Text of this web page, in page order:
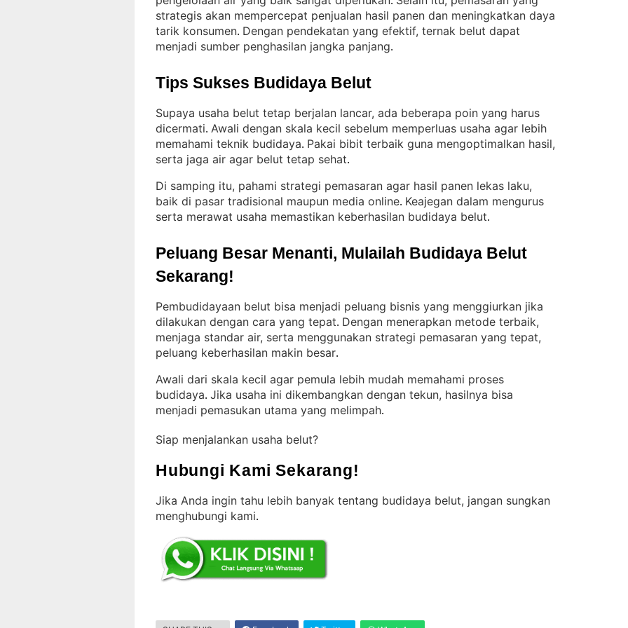
strategis akan mempercepat penjualan hasil panen dan meningkatkan daya
tarik konsumen. Dengan pendekatan yang efektif, ternak belut dapat
menjadi sumber penghasilan jangka panjang.
Tips Sukses Budidaya Belut
Supaya usaha belut tetap berjalan lancar, ada beberapa poin yang harus
dicermati. Awali dengan skala kecil sebelum memperluas usaha agar lebih
memahami teknik budidaya. Pakai bibit terbaik guna mengoptimalkan hasil,
serta jaga air agar belut tetap sehat.
Di samping itu, pahami strategi pemasaran agar hasil panen lekas laku,
baik di pasar tradisional maupun media online. Keajegan dalam mengurus
serta merawat usaha memastikan keberhasilan budidaya belut.
Peluang Besar Menanti, Mulailah Budidaya Belut
Sekarang!
Pembudidayaan belut bisa menjadi peluang bisnis yang menggiurkan jika
dilakukan dengan cara yang tepat. Dengan menerapkan metode terbaik,
menjaga standar air, serta menggunakan strategi pemasaran yang tepat,
peluang keberhasilan makin besar.
Awali dari skala kecil agar pemula lebih mudah memahami proses
budidaya. Jika usaha ini dikembangkan dengan tekun, hasilnya bisa
menjadi pemasukan utama yang melimpah.
Siap menjalankan usaha belut?
Hubungi Kami Sekarang!
Jika Anda ingin tahu lebih banyak tentang budidaya belut, jangan sungkan
menghubungi kami.